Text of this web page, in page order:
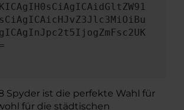
Spyder ist die perfekte Wahl für
für die städtischen